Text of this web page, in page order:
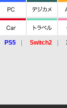
PS5 Switch2